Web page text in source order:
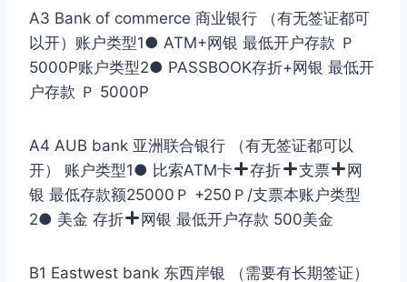
A3 Bank of commerce 商业银行 （有无签证都可
以开）账户类型1● ATM+网银 最低开户存款 Ｐ
5000P账户类型2● PASSBOOK存折+网银 最低开
户存款 Ｐ 5000P
A4 AUB bank 亚洲联合银行 （有无签证都可以
开） 账户类型1● 比索ATM卡
存折 支票
网
银 最低存款额25000Ｐ +250Ｐ/支票本账户类型
2● 美金 存折
网银 最低开户存款 500美金
B1 Eastwest bank 东西岸银 （需要有长期签证）